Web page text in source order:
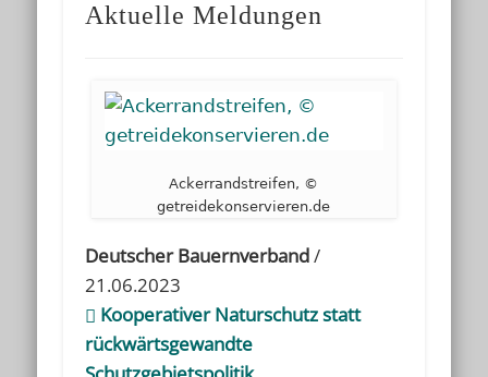
Aktuelle Meldungen
Ackerrandstreifen, ©
getreidekonservieren.de
Deutscher Bauernverband/
21.06.2023
Kooperativer Naturschutz statt
rückwärtsgewandte